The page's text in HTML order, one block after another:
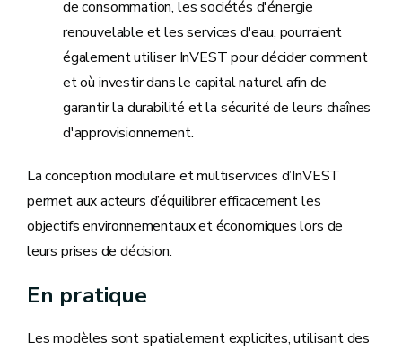
de consommation, les sociétés d'énergie
renouvelable et les services d'eau, pourraient
également utiliser InVEST pour décider comment
et où investir dans le capital naturel afin de
garantir la durabilité et la sécurité de leurs chaînes
d'approvisionnement.
La conception modulaire et multiservices d’InVEST
permet aux acteurs d’équilibrer efficacement les
objectifs environnementaux et économiques lors de
leurs prises de décision.
En pratique
Les modèles sont spatialement explicites, utilisant des